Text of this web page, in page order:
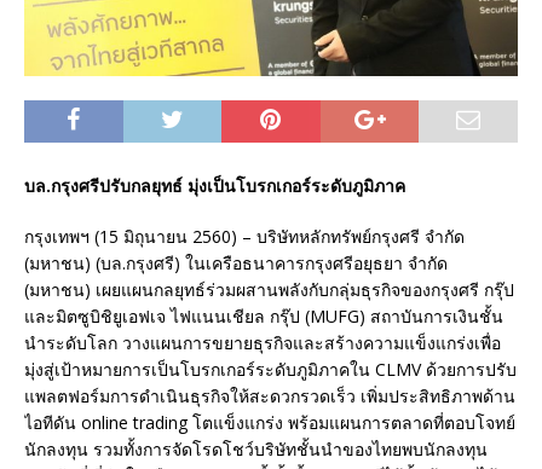
บล.กรุงศรีปรับกลยุทธ์ มุ่งเป็นโบรกเกอร์ระดับภูมิภาค
กรุงเทพฯ (15 มิถุนายน 2560) – บริษัทหลักทรัพย์กรุงศรี จำกัด
(มหาชน) (บล.กรุงศรี) ในเครือธนาคารกรุงศรีอยุธยา จำกัด
(มหาชน) เผยแผนกลยุทธ์ร่วมผสานพลังกับกลุ่มธุรกิจของกรุงศรี กรุ๊ป
และมิตซูบิชิยูเอฟเจ ไฟแนนเชียล กรุ๊ป (MUFG) สถาบันการเงินชั้น
นำระดับโลก วางแผนการขยายธุรกิจและสร้างความแข็งแกร่งเพื่อ
มุ่งสู่เป้าหมายการเป็นโบรกเกอร์ระดับภูมิภาคใน CLMV ด้วยการปรับ
แพลตฟอร์มการดำเนินธุรกิจให้สะดวกรวดเร็ว เพิ่มประสิทธิภาพด้าน
ไอทีดัน online trading โตแข็งแกร่ง พร้อมแผนการตลาดที่ตอบโจทย์
นักลงทุน รวมทั้งการจัดโรดโชว์บริษัทชั้นนำของไทยพบนักลงทุน